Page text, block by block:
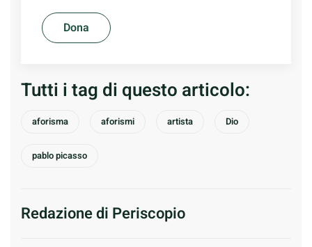
Dona
Tutti i tag di questo articolo:
aforisma aforismi artista Dio
pablo picasso
Redazione di Periscopio